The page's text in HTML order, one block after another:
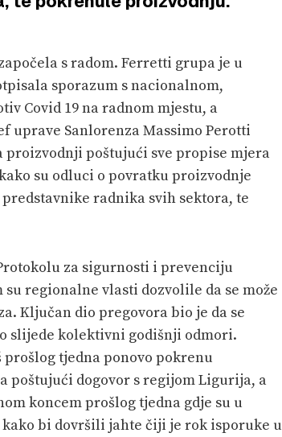
s radom. Ferretti grupa je u
sporazum s nacionalnom,
Covid 19 na radnom mjestu, a
uprave Sanlorenza Massimo Perotti
poštujući sve propise mjera
su odluci o povratku proizvodnje
radnika svih sektora, te
za sigurnosti i prevenciju
regionalne vlasti dozvolile da se može
Ključan dio pregovora bio je da se
slijede kolektivni godišnji odmori.
tjedna ponovo pokrenu
poštujući dogovor s regijom Ligurija, a
koncem prošlog tjedna gdje su u
bi dovršili jahte čiji je rok isporuke u